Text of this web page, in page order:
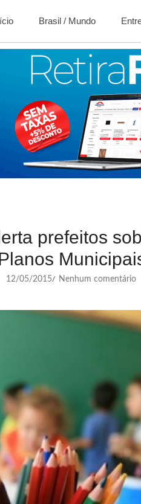
Brasil / Mundo
prefeitos
12/05/2015/ Nenhum comentário